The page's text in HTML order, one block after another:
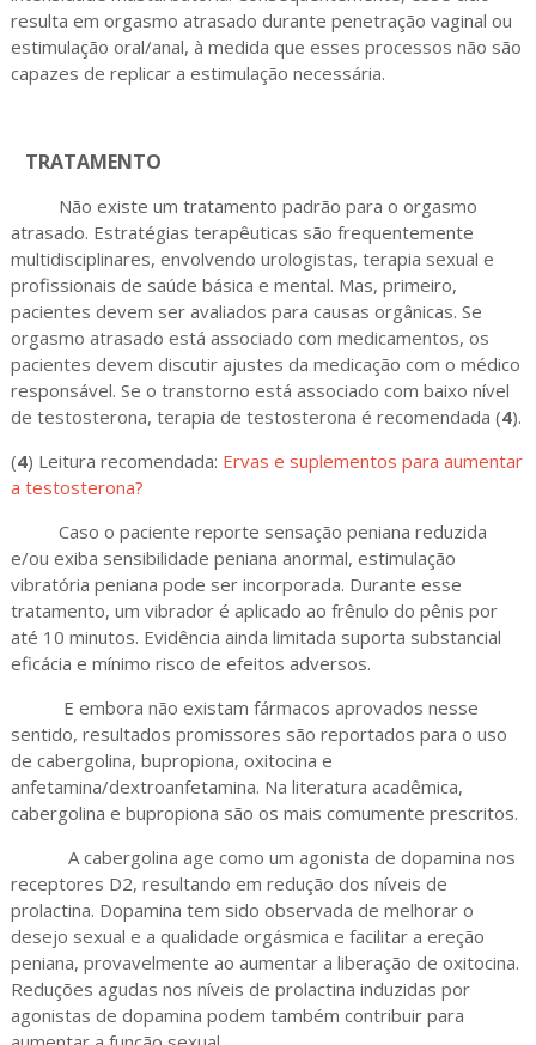
resulta em orgasmo atrasado durante penetração vaginal ou
estimulação oral/anal, à medida que esses processos não são
capazes de replicar a estimulação necessária.
TRATAMENTO
Não existe um tratamento padrão para o orgasmo
atrasado. Estratégias terapêuticas são frequentemente
multidisciplinares, envolvendo urologistas, terapia sexual e
profissionais de saúde básica e mental. Mas, primeiro,
pacientes devem ser avaliados para causas orgânicas. Se
orgasmo atrasado está associado com medicamentos, os
pacientes devem discutir ajustes da medicação com o médico
responsável. Se o transtorno está associado com baixo nível
de testosterona, terapia de testosterona é recomendada (4).
(4) Leitura recomendada: Ervas e suplementos para aumentar
a testosterona?
Caso o paciente reporte sensação peniana reduzida
e/ou exiba sensibilidade peniana anormal, estimulação
vibratória peniana pode ser incorporada. Durante esse
tratamento, um vibrador é aplicado ao frênulo do pênis por
até 10 minutos. Evidência ainda limitada suporta substancial
eficácia e mínimo risco de efeitos adversos.
E embora não existam fármacos aprovados nesse
sentido, resultados promissores são reportados para o uso
de cabergolina, bupropiona, oxitocina e
anfetamina/dextroanfetamina. Na literatura acadêmica,
cabergolina e bupropiona são os mais comumente prescritos.
A cabergolina age como um agonista de dopamina nos
receptores D2, resultando em redução dos níveis de
prolactina. Dopamina tem sido observada de melhorar o
desejo sexual e a qualidade orgásmica e facilitar a ereção
peniana, provavelmente ao aumentar a liberação de oxitocina.
Reduções agudas nos níveis de prolactina induzidas por
agonistas de dopamina podem também contribuir para